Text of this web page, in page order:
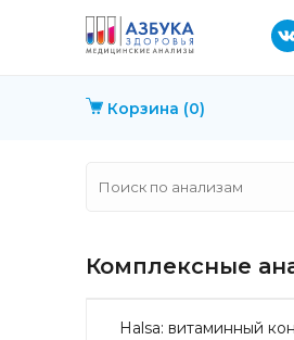
Корзина (0)
Комплексные
Halsa: витаминный